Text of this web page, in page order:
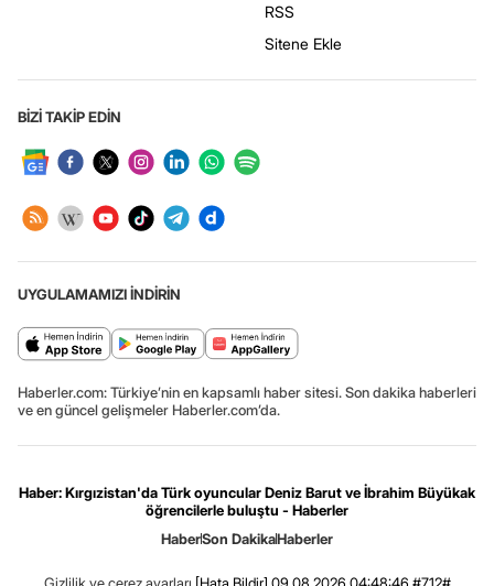
RSS
Sitene Ekle
BİZİ TAKİP EDİN
UYGULAMAMIZI İNDİRİN
Haberler.com: Türkiye’nin en kapsamlı haber sitesi. Son dakika haberleri
ve en güncel gelişmeler Haberler.com’da.
Haber: Kırgızistan'da Türk oyuncular Deniz Barut ve İbrahim Büyükak
öğrencilerle buluştu - Haberler
HaberSon DakikaHaberler